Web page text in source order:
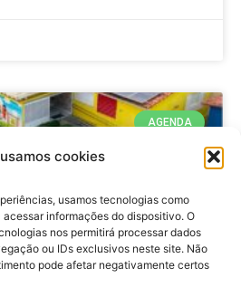
cookies
usamos tecnologias como
informações do dispositivo. O
nos permitirá processar dados
ou IDs exclusivos neste site. Não
pode afetar negativamente certos
AGENDA